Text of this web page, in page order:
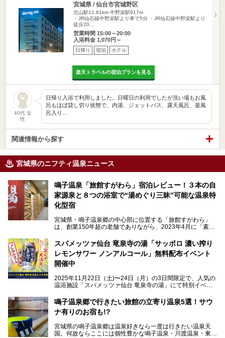
宮城県 / 仙台市宮城野区
北山駅11.81km 中野栄駅917m
・JR仙石線中野栄駅より車で5分 ・JR仙石線中野栄駅より
徒歩20…
営業時間 15:00～20:00
入浴料金 1,070円～
日帰り 宿泊 ホテル
楽天トラベルの宿泊プランを見る
40代 女
性
日帰り入浴で利用しました。日曜日の利用でしたが洗い場もお風
呂もほぼ貸し切り状態で、内湯、ジェットバス、露天風呂、釜風
呂入り…
関連情報から探す
宮城県のニフティ温泉ニュース
鳴子温泉「旅館すがわら」宿泊レビュー！３本の自
家源泉と８つの浴室で“湯めぐり三昧”可能な温泉特
化型宿
宮城県・鳴子温泉郷の中心部に位置する「旅館すがわら」
は、創業150年超の老舗でありながら、2023年4月に「素泊
を利用したサウナも新設され、温泉ファン・サウナ―双方に
注目のスポットです。
特筆すべきは、館内で完結する圧倒的な「湯めぐり」のバリ
エーション。“温泉のデパート”・“東の横綱”と称される鳴子
温泉郷の中でも、3本の異なる自家源泉を使い分けるその実
力は折り紙付き。実際に宿泊した筆者が、“温泉”を中心にそ
の全貌を詳細レビューします！
スパメッツァ仙台 竜泉寺の湯「サッポロ 濃い搾り
レモンサワー ノンアルコール」無料配布イベント
開催中
2025年11月22日（土)〜24日（月）の3日間限定で、人気の
温浴施設「スパメッツァ仙台 竜泉寺の湯」にて特別イベン
「サッポロ 濃い搾りレモンサワー ノンアルコール」を無料
配布します。さらにSNS投稿で「サッポロ 濃い搾りグレフ
ルサワー ノンアルコール」もプレゼント。湯上がりにぴっ
鳴子温泉郷で行きたい旅館の立寄り温泉5選！サウ
ナ有りのお宿も!?
宮城県の鳴子温泉郷は温泉好きなら一度は行きたい温泉天
国。何故ならここには個性豊かな鳴子温泉・川渡温泉・東鳴